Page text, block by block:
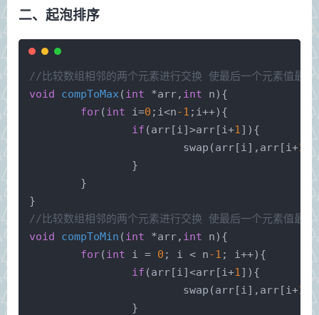
二、起泡排序
//比较数组相邻的两个元素进行交换 使最后一个元素值最
void
compToMax (int *arr, int n) {
for(int i=0 ;i<n-1 ;i++){
if (arr[i]>arr[i+1]){
swap (arr[i],arr[i+1
		}
	}
}
//比较数组相邻的两个元素进行交换 使最后一个元素值最
void
compToMin (int *arr, int n) {
for(int i = 0 ; i < n-1 ; i++){
if (arr[i]<arr[i+1]){
swap (arr[i],arr[i+1
		}